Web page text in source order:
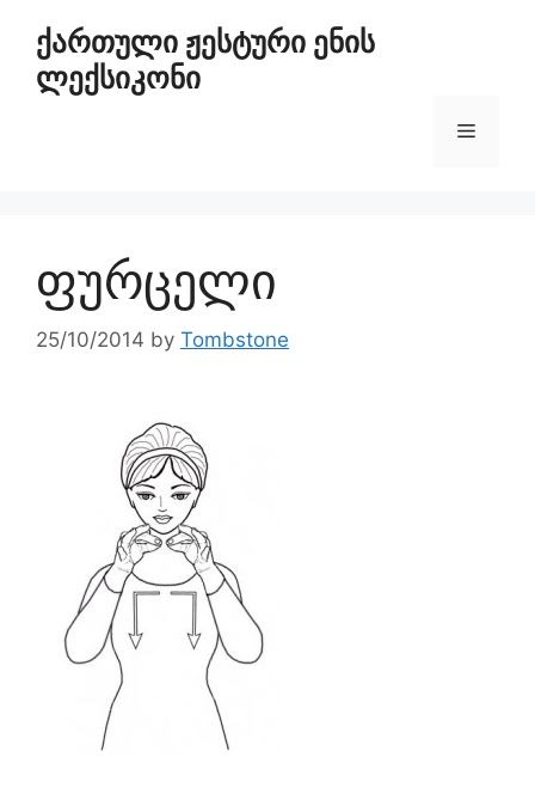
ქართული ჟესტური ენის
ლექსიკონი
ფურცელი
25/10/2014 by Tombstone